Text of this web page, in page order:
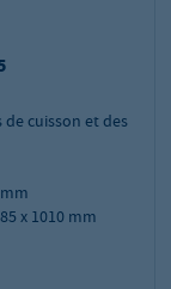
cuisson et des
x 1010 mm